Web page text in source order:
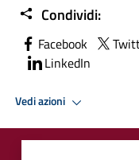
Condividi:
Facebook
LinkedIn
Vedi azioni